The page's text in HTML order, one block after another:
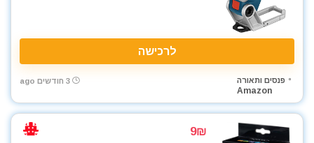
לרכישה
פנסים ותאורה
Amazon
3 חודשים ago
9₪